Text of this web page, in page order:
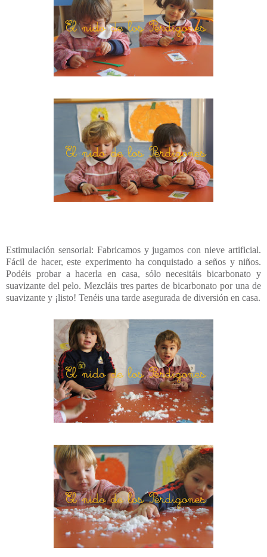
Estimulación sensorial: Fabricamos y jugamos con nieve artificial.
Fácil de hacer, este experimento ha conquistado a seños y niños.
Podéis probar a hacerla en casa, sólo necesitáis bicarbonato y
suavizante del pelo. Mezcláis tres partes de bicarbonato por una de
suavizante y ¡listo! Tenéis una tarde asegurada de diversión en casa.